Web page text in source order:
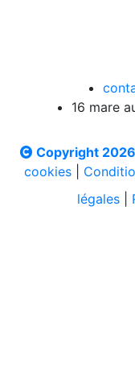
16 mare
Copyright
cookies|
légales